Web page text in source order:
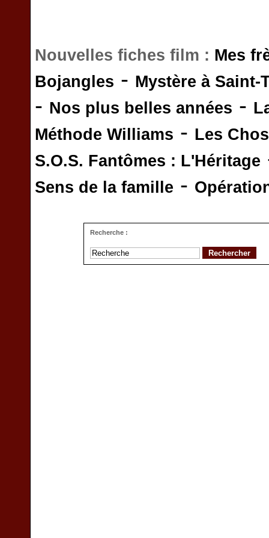
Nouvelles fiches film : Mes
Bojangles - Mystère à Saint-
- Nos plus belles années -
Méthode Williams - Les
S.O.S. Fantômes : L'Héritage
Sens de la famille -
Recherche :